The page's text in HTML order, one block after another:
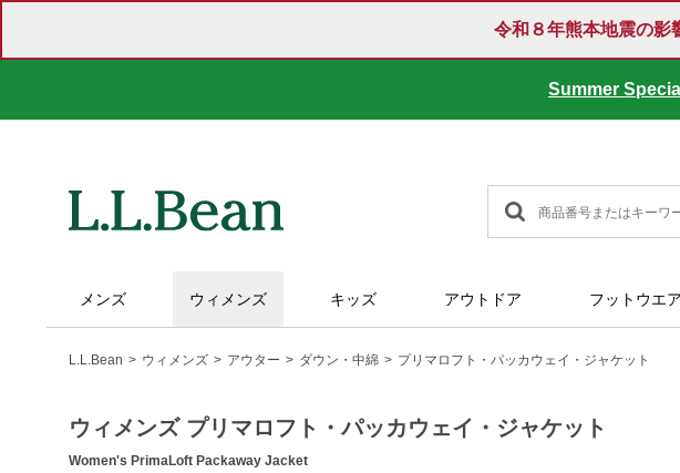
令和８年熊本地震の影
Summer
メンズ ウィメンズ キッズ アウトドア フットウエア
L.L.Bean ウィメンズ アウター ダウン・中綿 プリマロフト・パッカウェイ・ジャケット
ウィメンズ プリマロフト・パッカウェイ・ジャケット
Women's PrimaLoft Packaway Jacket